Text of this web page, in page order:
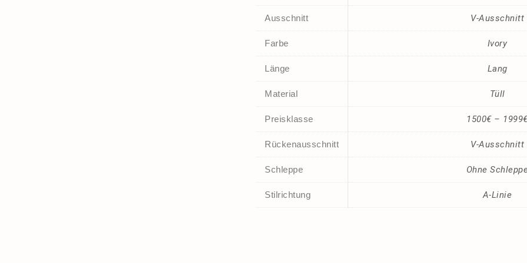
Ausschnitt V-Ausschnitt
Farbe Ivory
Länge Lang
Material Tüll
Preisklasse 1500€ –
Rückenausschnitt V-Ausschnitt
Schleppe Ohne
Stilrichtung A-Linie